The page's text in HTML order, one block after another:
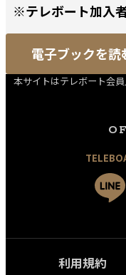
※テレボート加入
電子ブックを読
本サイトはテレボート会
利用規約